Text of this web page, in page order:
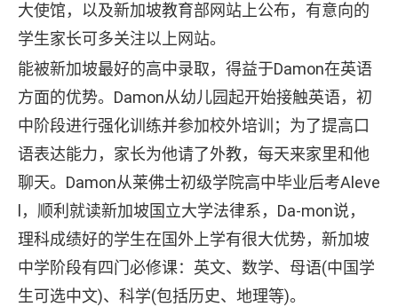
大使馆，以及新加坡教育部网站上公布，有意向的
学生家长可多关注以上网站。
能被新加坡最好的高中录取，得益于Damon在英语
方面的优势。Damon从幼儿园起开始接触英语，初
中阶段进行强化训练并参加校外培训；为了提高口
语表达能力，家长为他请了外教，每天来家里和他
聊天。Damon从莱佛士初级学院高中毕业后考Aleve
l，顺利就读新加坡国立大学法律系，Da-mon说，
理科成绩好的学生在国外上学有很大优势，新加坡
中学阶段有四门必修课：英文、数学、母语(中国学
生可选中文)、科学(包括历史、地理等)。